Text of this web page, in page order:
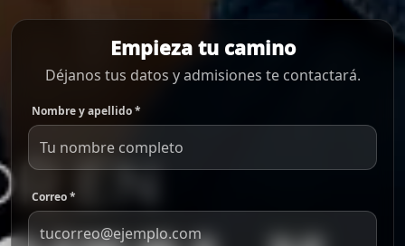
Empieza tu camino
Déjanos tus datos y admisiones te contactará.
Nombre y apellido *
Correo *